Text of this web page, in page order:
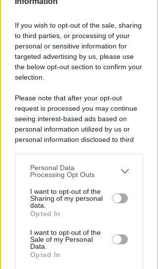
If you wish to opt-out of the sale, sharing
to third parties, or processing of your
personal or sensitive information for
targeted advertising by us, please use
the below opt-out section to confirm your
selection.
Please note that after your opt-out
request is processed you may continue
seeing interest-based ads based on
personal information utilized by us or
personal information disclosed to third
You may separately opt-out of the further
disclosure of your personal information
by third parties on the IAB’s list of
downstream participants.
by us to third parties on the IAB’s List of
Downstream Participants that may
further disclose it to other third parties.
Personal Data
Processing Opt Outs
I want to opt-out of the
Sharing of my personal
data.
Opted In
I want to opt-out of the
Sale of my Personal
Data.
Opted In
TRAGEDIA SFIORATA SUL TITANO
Rischia di annegare in piscina.
Bimbo di 4 anni in terapia
intensiva a Rimini